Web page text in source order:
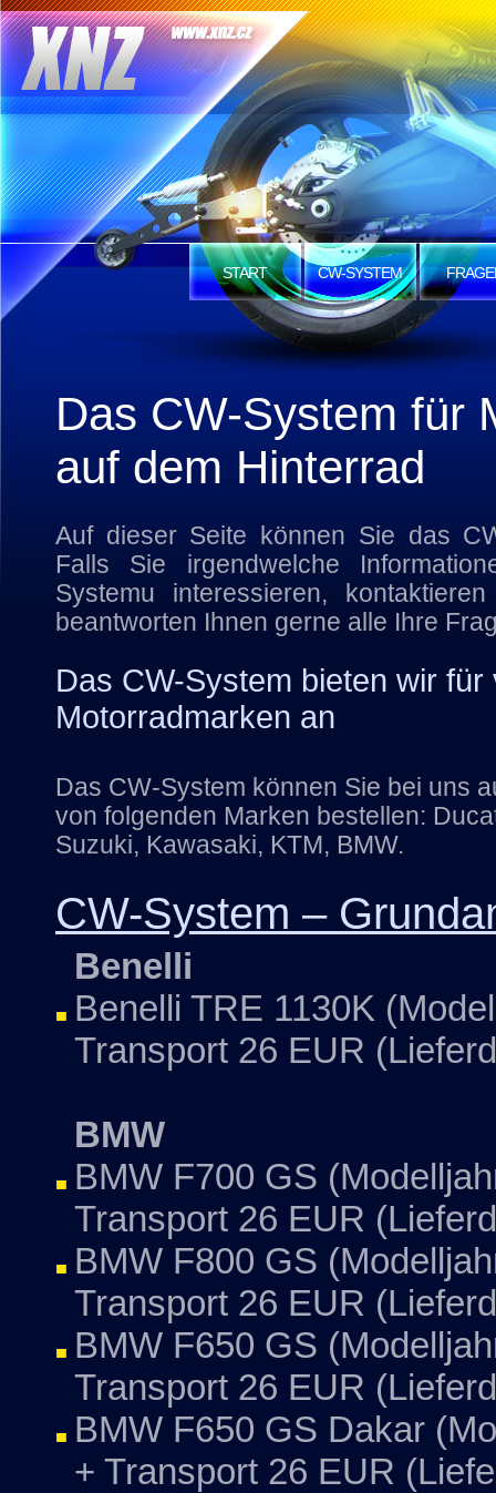
START CW-SYSTEM
Das CW-System für
auf dem Hinterrad
Auf dieser Seite können Sie das
Falls Sie irgendwelche
Systemu interessieren,
beantworten Ihnen gerne alle Ihre
Das CW-System bieten wir
Motorradmarken an
Das CW-System können Sie bei uns
von folgenden Marken bestellen:
Suzuki, Kawasaki, KTM, BMW.
CW-System –
Benelli
Benelli TRE 1130K
Transport 26 EUR
BMW
BMW F700 GS
Transport 26 EUR
BMW F800 GS
Transport 26 EUR
BMW F650 GS
Transport 26 EUR
BMW F650 GS Dakar
+ Transport 26 EUR